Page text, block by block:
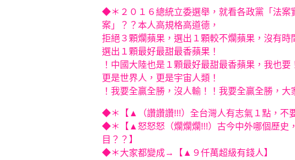
◆＊２０１６總統立委選舉，就看各政黨「法案
案」？？本人高規格高道德，
拒絕３顆爛蘋果，選出１顆較不爛蘋果， 沒有時
選出１顆最好最甜最香蘋果！
！中國大陸也是１顆最好最甜最香蘋果，我也
更是世界人，更是宇宙人類！
！我要全贏全勝，沒人輸！！我要全贏全勝， 大
◆＊【▲（讚讚讚!!!）全台灣人有志氣１點
◆＊【▲怒怒怒（爛爛爛!!!）古今中外哪個歷史
目？？】
◆＊大家都變成→【▲９仟萬超級有錢人】